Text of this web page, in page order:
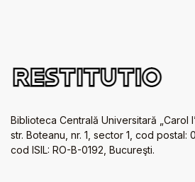
Biblioteca Centrală Universitară „Carol
str. Boteanu, nr. 1, sector 1, cod postal:
cod ISIL: RO-B-0192, Bucureşti.